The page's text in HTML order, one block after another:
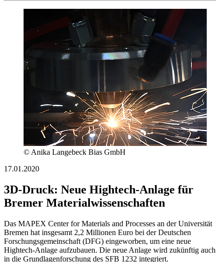
© Anika Langebeck Bias GmbH
17.01.2020
3D-Druck: Neue Hightech-Anlage für
Bremer Materialwissenschaften
Das MAPEX Center for Materials and Processes an der Universität
Bremen hat insgesamt 2,2 Millionen Euro bei der Deutschen
Forschungsgemeinschaft (DFG) eingeworben, um eine neue
Hightech-Anlage aufzubauen. Die neue Anlage wird zukünftig auch
in die Grundlagenforschung des SFB 1232 integriert.